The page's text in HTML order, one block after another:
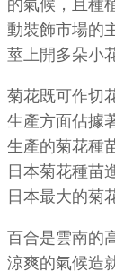
的氣候，且種
動裝飾市場的
莖上開多朵小
菊花既可作切
生產方面佔據
生產的菊花種
日本菊花種苗
日本最大的菊
百合是雲南的
涼爽的氣候造